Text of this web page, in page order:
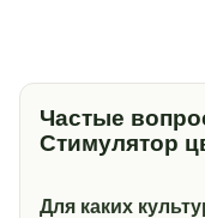
Частые
Стимулятор
Для каких